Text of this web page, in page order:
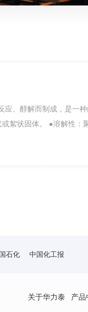
应、醇解而制成，是一
絮状固体。 ●溶解性：
能溶于极性的水；也可
石化 中国化工报
关于华力泰 产品